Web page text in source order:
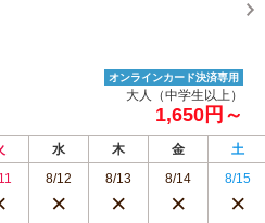
オンラインカード決済専用
大人（中学生以上）
1,650円～
水 木 金
土
8/12 8/13 8/14 8/15